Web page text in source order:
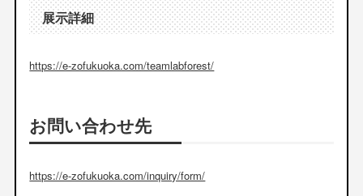
展示詳細
https://e-zofukuoka.com/teamlabforest/
お問い合わせ先
https://e-zofukuoka.com/inquiry/form/